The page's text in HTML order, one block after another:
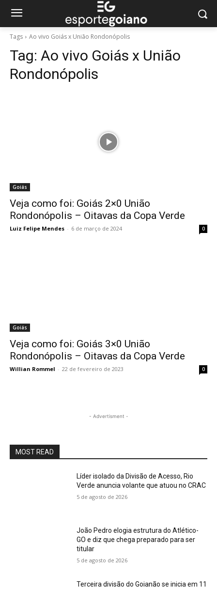
Tags Ao vivo Goiás x União Rondonópolis
Tag: Ao vivo Goiás x União
Rondonópolis
Goiás
Veja como foi: Goiás 2×0 União
Rondonópolis – Oitavas da Copa Verde
Luiz Felipe Mendes - 6 de março de 2024 0
Goiás
Veja como foi: Goiás 3×0 União
Rondonópolis – Oitavas da Copa Verde
Willian Rommel - 22 de fevereiro de 2023 0
- Advertisment -
MOST READ
Líder isolado da Divisão de Acesso, Rio
Verde anuncia volante que atuou no CRAC
5 de agosto de 2026
João Pedro elogia estrutura do Atlético-
GO e diz que chega preparado para ser
titular
5 de agosto de 2026
Terceira divisão do Goianão se inicia em 11